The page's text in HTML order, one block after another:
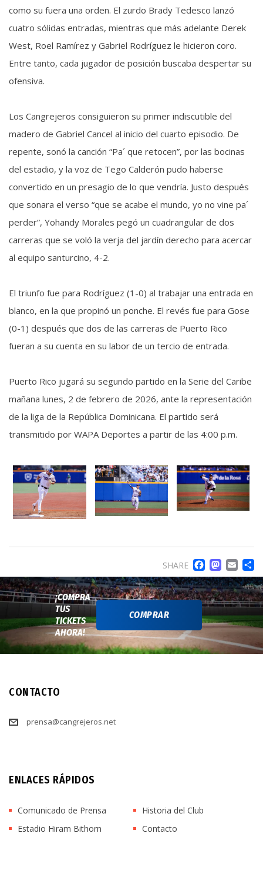
COMPRAR
¡COMPRA
TUS
TICKETS
AHORA!
como su fuera una orden. El zurdo Brady Tedesco lanzó
cuatro sólidas entradas, mientras que más adelante Derek
West, Roel Ramírez y Gabriel Rodríguez le hicieron coro.
Entre tanto, cada jugador de posición buscaba despertar su
ofensiva.
Los Cangrejeros consiguieron su primer indiscutible del
madero de Gabriel Cancel al inicio del cuarto episodio. De
repente, sonó la canción “Pa´ que retocen”, por las bocinas
del estadio, y la voz de Tego Calderón pudo haberse
convertido en un presagio de lo que vendría. Justo después
que sonara el verso “que se acabe el mundo, yo no vine pa´
perder”, Yohandy Morales pegó un cuadrangular de dos
carreras que se voló la verja del jardín derecho para acercar
al equipo santurcino, 4-2.
El triunfo fue para Rodríguez (1-0) al trabajar una entrada en
blanco, en la que propinó un ponche. El revés fue para Gose
(0-1) después que dos de las carreras de Puerto Rico
fueran a su cuenta en su labor de un tercio de entrada.
Puerto Rico jugará su segundo partido en la Serie del Caribe
mañana lunes, 2 de febrero de 2026, ante la representación
de la liga de la República Dominicana. El partido será
transmitido por WAPA Deportes a partir de las 4:00 p.m.
SHARE
CONTACTO
prensa@cangrejeros.net
ENLACES RÁPIDOS
Comunicado de Prensa
Historia del Club
Estadio Hiram Bithorn
Contacto